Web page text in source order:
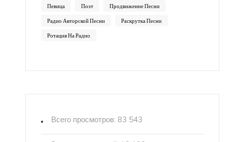
Певица Поэт Продвижение Песни
Радио Авторской Песни Раскрутка Песни
Ротация На Радио
Всего просмотров: 83 543